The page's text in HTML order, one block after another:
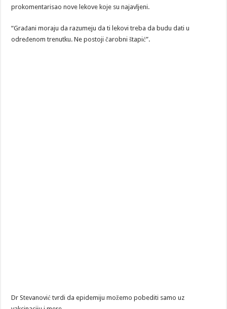
prokomentarisao nove lekove koje su najavljeni.
“Građani moraju da razumeju da ti lekovi treba da budu dati u
određenom trenutku. Ne postoji čarobni štapić”.
Dr Stevanović tvrdi da epidemiju možemo pobediti samo uz